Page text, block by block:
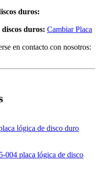
duros:
duros: Cambiar Placa
en contacto con nosotros:
lógica de disco duro
004 placa lógica de disco